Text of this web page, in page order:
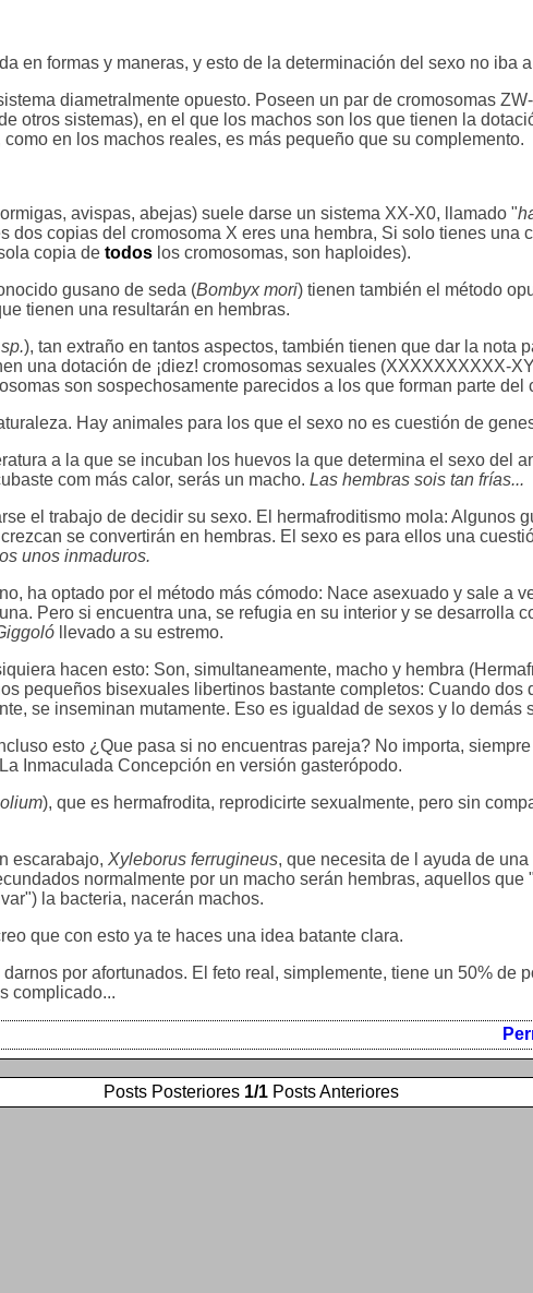
en formas y maneras, y esto de la determinación del sexo no iba
diametralmente opuesto. Poseen un par de cromosomas
otros sistemas), en el que los machos son los que tienen la
en los machos reales, es más pequeño que su complemento.
avispas, abejas) suele darse un sistema XX-X0, llamado "
dos copias del cromosoma X eres una hembra, Si solo tienes una
copia detodos los cromosomas, son haploides).
gusano de seda (Bombyx mori) tienen también el método
tienen una resultarán en hembras.
), tan extraño en tantos aspectos, también tienen que dar la nota
una dotación de ¡diez! cromosomas sexuales (XXXXXXXXXX-
son sospechosamente parecidos a los que forman parte
Hay animales para los que el sexo no es cuestión de
a la que se incuban los huevos la que determina el sexo del
com más calor, serás un macho.Las hembras sois tan frías...
el trabajo de decidir su sexo. El hermafroditismo mola: Algunos
se convertirán en hembras. El sexo es para ellos una
unos inmaduros.
ha optado por el método más cómodo: Nace asexuado y sale a
Pero si encuentra una, se refugia en su interior y se desarrolla
llevado a su estremo.
hacen esto: Son, simultaneamente, macho y hembra
pequeños bisexuales libertinos bastante completos: Cuando dos
se inseminan mutamente. Eso es igualdad de sexos y lo demás
esto ¿Que pasa si no encuentras pareja? No importa,
Inmaculada Concepción en versión gasterópodo.
), que es hermafrodita, reprodicirte sexualmente, pero sin
escarabajo,Xyleborus ferrugineus, que necesita de l ayuda de una
normalmente por un macho serán hembras, aquellos que
la bacteria, nacerán machos.
que con esto ya te haces una idea batante clara.
por afortunados. El feto real, simplemente, tiene un 50% de
complicado...
Posts Posteriores 1/1 Posts Anteriores